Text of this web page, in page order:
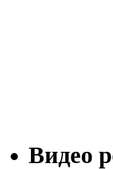
Видео